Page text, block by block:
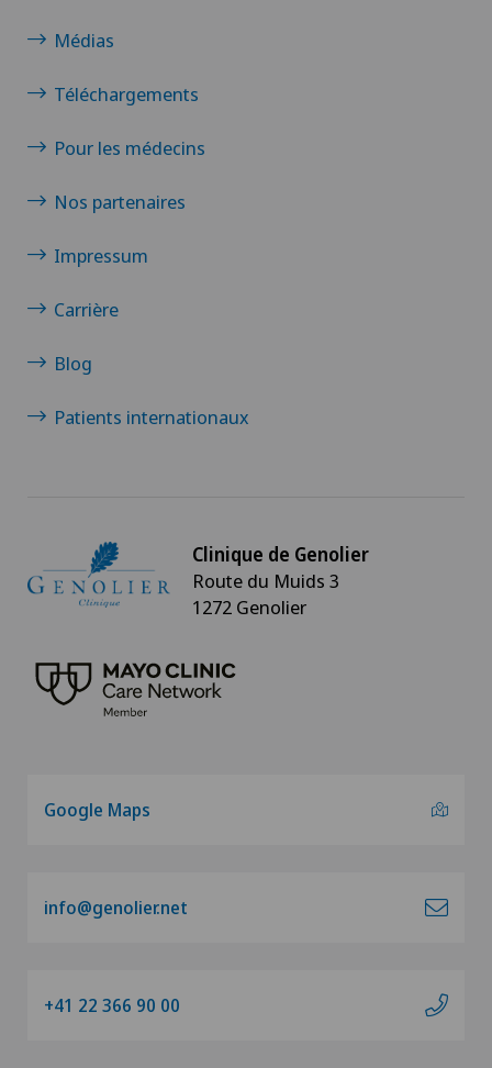
Médias
Téléchargements
Pour les médecins
Nos partenaires
Impressum
Carrière
Blog
Patients internationaux
Clinique de Genolier
Route du Muids 3
1272 Genolier
Google Maps
info@genolier.net
+41 22 366 90 00